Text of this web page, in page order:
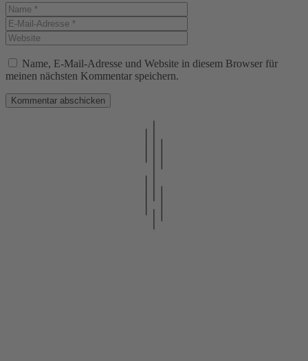
Name
Mail-
Adresse
Name, E-Mail-Adresse und Website in diesem Browser für
meinen nächsten Kommentar speichern.